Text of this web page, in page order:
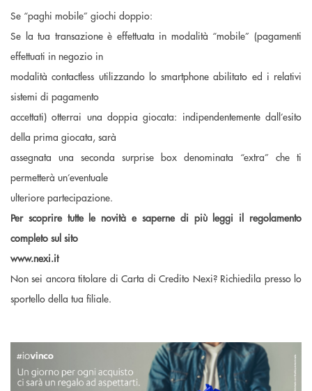
Se “paghi mobile” giochi doppio:
Se la tua transazione è effettuata in modalità “mobile” (pagamenti
effettuati in negozio in
modalità contactless utilizzando lo smartphone abilitato ed i relativi
sistemi di pagamento
accettati) otterrai una doppia giocata: indipendentemente dall’esito
della prima giocata, sarà
assegnata una seconda surprise box denominata “extra” che ti
permetterà un’eventuale
ulteriore partecipazione.
Per scoprire tutte le novità e saperne di più leggi il regolamento
completo sul sito
www.nexi.it
Non sei ancora titolare di Carta di Credito Nexi? Richiedila presso lo
sportello della tua filiale.